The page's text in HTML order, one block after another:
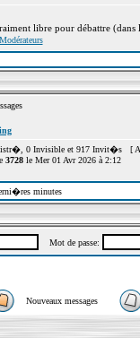
libre pour débattre (dans
0 Invisible et 917 Invit�s [
3728le Mer 01 Avr 2026 à 2:12
minutes
Mot de passe:
Nouveaux messages